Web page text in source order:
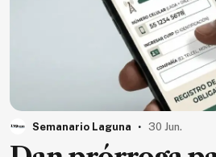
Semanario Laguna . 30 Jun.